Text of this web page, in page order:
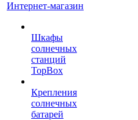
Интернет-магазин
Шкафы
солнечных
станций
TopBox
Крепления
солнечных
батарей